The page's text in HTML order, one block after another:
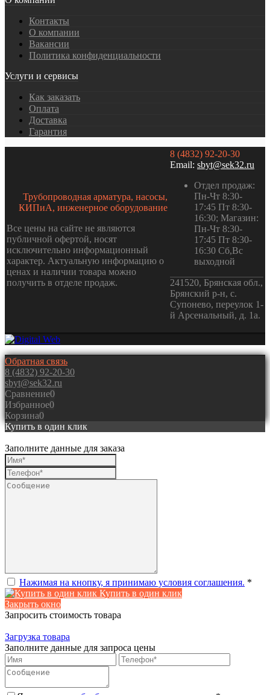
Контакты
О компании
Вакансии
Политика конфиденциальности
Услуги и сервисы
Как заказать
Оплата
Доставка
Гарантия
Трубопроводная арматура, насосы,
КИПиА, инженерное оборудование
Все цены на сайте не являются
публичной офертой, носят
исключительно информационный
характер. Актуальную информацию о
ценах и наличии товара можно
получить в отделе продаж.
8 (4832) 92-20-30
Email: sbyt@sek32.ru
Отдел продаж:
Пн-Чт 8:30-
17:45 Пт 8:30-
16:30; Магазин:
Пн-Чт 8:30-
17:45 Пт 8:30-
16:30 Сб,Вс
выходной
241520, Брянская обл.,
Брянский р-н, с.
Супонево, переулок 1-
й Арсенальный, д. 1а.
Обратная связь
8 (4832) 92-20-30
sbyt@sek32.ru
Сравнение0
Избранное0
Корзина0
Купить в один клик
Заполните данные для заказа
Нажимая на кнопку, я принимаю условия соглашения. *
Купить в один клик
Закрыть окно
Запросить стоимость товара
Загрузка товара
Заполните данные для запроса цены